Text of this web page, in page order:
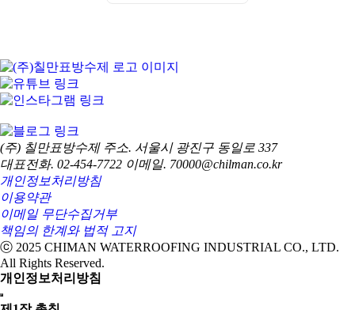
(주) 칠만표방수제 주소. 서울시 광진구 동일로 337
대표전화. 02-454-7722 이메일. 70000@chilman.co.kr
개인정보처리방침
이용약관
이메일 무단수집거부
책임의 한계와 법적 고지
ⓒ 2025 CHIMAN WATERROOFING INDUSTRIAL CO., LTD.
All Rights Reserved.
개인정보처리방침